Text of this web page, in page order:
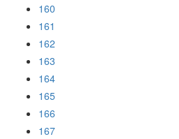
160
161
162
163
164
165
166
167